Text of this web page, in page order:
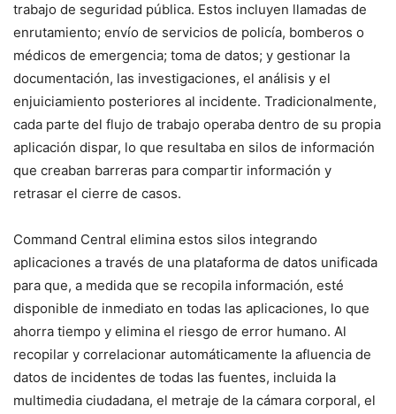
trabajo de seguridad pública. Estos incluyen llamadas de
enrutamiento; envío de servicios de policía, bomberos o
médicos de emergencia; toma de datos; y gestionar la
documentación, las investigaciones, el análisis y el
enjuiciamiento posteriores al incidente. Tradicionalmente,
cada parte del flujo de trabajo operaba dentro de su propia
aplicación dispar, lo que resultaba en silos de información
que creaban barreras para compartir información y
retrasar el cierre de casos.
Command Central elimina estos silos integrando
aplicaciones a través de una plataforma de datos unificada
para que, a medida que se recopila información, esté
disponible de inmediato en todas las aplicaciones, lo que
ahorra tiempo y elimina el riesgo de error humano. Al
recopilar y correlacionar automáticamente la afluencia de
datos de incidentes de todas las fuentes, incluida la
multimedia ciudadana, el metraje de la cámara corporal, el